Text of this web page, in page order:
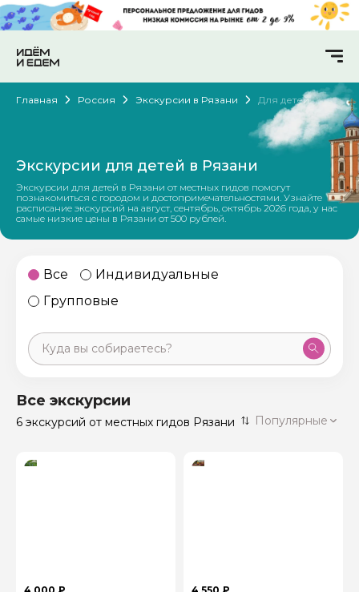
Главная Россия Экскурсии в Рязани Для детей
Экскурсии для детей в Рязани
Экскурсии для детей в Рязани от местных гидов помогут
познакомиться с городом и достопримечательностями. Узнайте
расписание экскурсий на август, сентябрь, октябрь 2026 года, у нас
самые низкие цены в Рязани от 500 рублей.
Все
Индивидуальные
Групповые
Санкт-Петербург 50 экскурсий
Все экскурсии
6 экскурсий от местных гидов Рязани Популярные